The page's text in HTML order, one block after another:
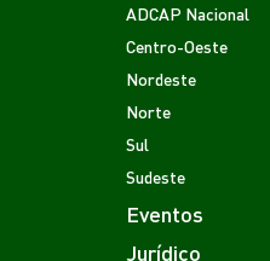
ADCAP Nacional
Centro-Oeste
Nordeste
Norte
Sul
Sudeste
Eventos
Jurídico